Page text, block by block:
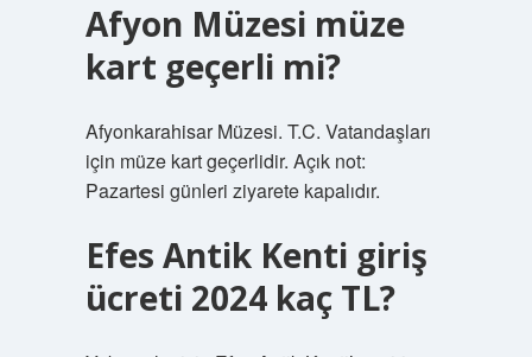
Afyon Müzesi müze
kart geçerli mi?
Afyonkarahisar Müzesi. T.C. Vatandaşları
için müze kart geçerlidir. Açık not:
Pazartesi günleri ziyarete kapalıdır.
Efes Antik Kenti giriş
ücreti 2024 kaç TL?